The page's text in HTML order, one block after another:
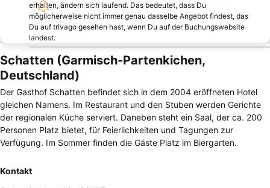
erhalten, ändern sich laufend. Das bedeutet, dass Du
möglicherweise nicht immer genau dasselbe Angebot findest, das
Du auf trivago gesehen hast, wenn Du auf der Buchungswebsite
landest.
Schatten (Garmisch-Partenkichen,
Deutschland)
Der Gasthof Schatten befindet sich in dem 2004 eröffneten Hotel
gleichen Namens. Im Restaurant und den Stuben werden Gerichte
der regionalen Küche serviert. Daneben steht ein Saal, der ca. 200
Personen Platz bietet, für Feierlichkeiten und Tagungen zur
Verfügung. Im Sommer finden die Gäste Platz im Biergarten.
Kontakt